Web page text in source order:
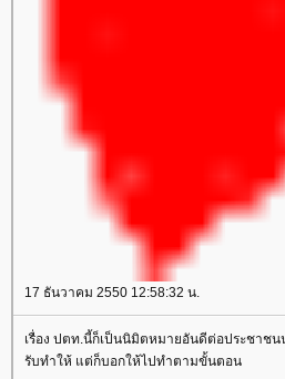
17 ธันวาคม 2550 12:58:32 น.
เรื่อง ปตท.นี้ก็เป็นนิมิตหมายอันดีต่อประชาช
รับทำให้ แต่ก็บอกให้ไปทำตามขั้นตอน